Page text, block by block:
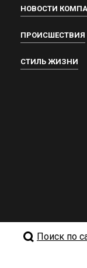
НОВОСТИ
ПРОИСШЕСТВИЯ
СТИЛЬ ЖИЗНИ
Поиск по